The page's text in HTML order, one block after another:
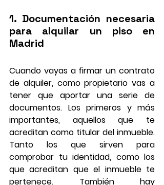
1. Documentación necesaria
para alquilar un piso en
Madrid
Cuando vayas a firmar un contrato
de alquiler, como propietario vas a
tener que aportar una serie de
documentos. Los primeros y más
importantes, aquellos que te
acreditan como titular del inmueble.
Tanto los que sirven para
comprobar tu identidad, como los
que acreditan que el inmueble te
pertenece. También hay